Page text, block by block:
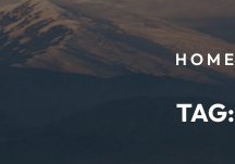
HOME
TAG: